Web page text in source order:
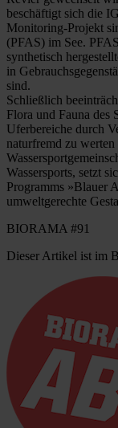
beschäftigt sich die
Monitoring-Projekt
(PFAS) im See.
synthetisch
in
sind.
Schließlich
Flora und Fauna des
Uferbereiche durch
naturfremd zu
Wassersports, setzt
Programms »Blauer
umweltgerechte
BIORAMA #91
Dieser Artikel ist im